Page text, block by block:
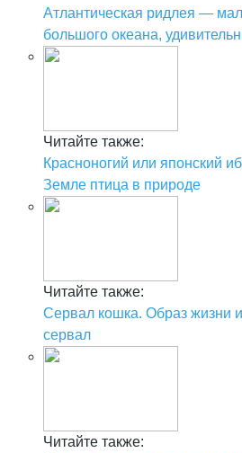
Атлантическая ридлея —
большого океана,
Читайте также:
Красноногий или японский
Земле птица в природе
Читайте также:
Сервал кошка. Образ жизни
сервал
Читайте также: